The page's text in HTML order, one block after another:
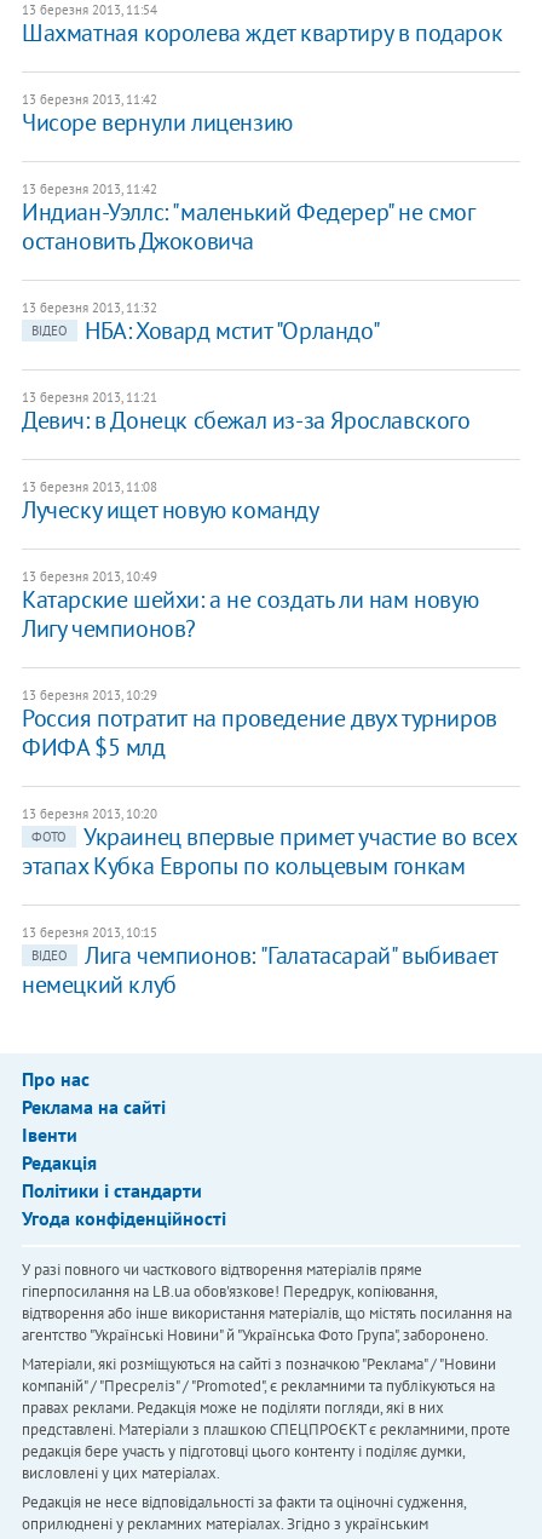
13 березня 2013, 11:54
Шахматная королева ждет квартиру в подарок
13 березня 2013, 11:42
Чисоре вернули лицензию
13 березня 2013, 11:42
Индиан-Уэллс: "маленький Федерер" не смог
остановить Джоковича
13 березня 2013, 11:32
ВІДЕО
НБА: Ховард мстит "Орландо"
13 березня 2013, 11:21
Девич: в Донецк сбежал из-за Ярославского
13 березня 2013, 11:08
Луческу ищет новую команду
13 березня 2013, 10:49
Катарские шейхи: а не создать ли нам новую
Лигу чемпионов?
13 березня 2013, 10:29
Россия потратит на проведение двух турниров
ФИФА $5 млд
13 березня 2013, 10:20
ФОТО
Украинец впервые примет участие во всех
этапах Кубка Европы по кольцевым гонкам
13 березня 2013, 10:15
ВІДЕО
Лига чемпионов: "Галатасарай" выбивает
немецкий клуб
Про нас
Реклама на сайті
Івенти
Редакція
Політики і стандарти
Угода конфіденційності
У разі повного чи часткового відтворення матеріалів пряме
гіперпосилання на LB.ua обов'язкове! Передрук, копіювання,
відтворення або інше використання матеріалів, що містять посилання на
агентство "Українськi Новини" й "Українська Фото Група", заборонено.
Матеріали, які розміщуються на сайті з позначкою "Реклама" / "Новини
компаній" / "Пресреліз" / "Promoted", є рекламними та публікуються на
правах реклами. Редакція може не поділяти погляди, які в них
представлені. Матеріали з плашкою СПЕЦПРОЄКТ є рекламними, проте
редакція бере участь у підготовці цього контенту і поділяє думки,
висловлені у цих матеріалах.
Редакція не несе відповідальності за факти та оціночні судження,
оприлюднені у рекламних матеріалах. Згідно з українським